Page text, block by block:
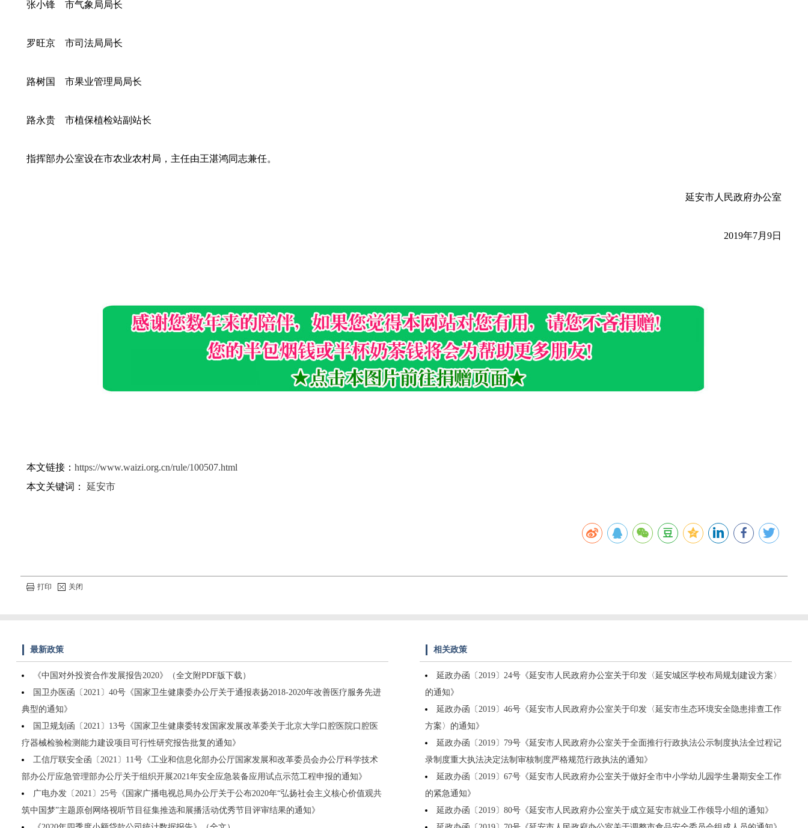
张小锋 市气象局局长
罗旺京 市司法局局长
路树国 市果业管理局局长
路永贵 市植保植检站副站长
指挥部办公室设在市农业农村局，主任由王湛鸿同志兼任。
延安市人民政府办公室
2019年7月9日
本文链接： https://www.waizi.org.cn/rule/100507.html
本文关键词： 延安市
打印 关闭
最新政策
《中国对外投资合作发展报告2020》（全文附PDF版下载）
国卫办医函〔2021〕40号《国家卫生健康委办公厅关于通报表扬2018-2020年改善医疗服务先进
典型的通知》
国卫规划函〔2021〕13号《国家卫生健康委转发国家发展改革委关于北京大学口腔医院口腔医
疗器械检验检测能力建设项目可行性研究报告批复的通知》
工信厅联安全函〔2021〕11号《工业和信息化部办公厅国家发展和改革委员会办公厅科学技术
部办公厅应急管理部办公厅关于组织开展2021年安全应急装备应用试点示范工程申报的通知》
广电办发〔2021〕25号《国家广播电视总局办公厅关于公布2020年“弘扬社会主义核心价值观共
筑中国梦”主题原创网络视听节目征集推选和展播活动优秀节目评审结果的通知》
相关政策
延政办函〔2019〕24号《延安市人民政府办公室关于印发〈延安城区学校布局规划建设方案〉
的通知》
延政办函〔2019〕46号《延安市人民政府办公室关于印发〈延安市生态环境安全隐患排查工作
方案〉的通知》
延政办函〔2019〕79号《延安市人民政府办公室关于全面推行行政执法公示制度执法全过程记
录制度重大执法决定法制审核制度严格规范行政执法的通知》
延政办函〔2019〕67号《延安市人民政府办公室关于做好全市中小学幼儿园学生暑期安全工作
的紧急通知》
延政办函〔2019〕80号《延安市人民政府办公室关于成立延安市就业工作领导小组的通知》